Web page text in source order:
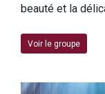
beauté et la
Voir le groupe